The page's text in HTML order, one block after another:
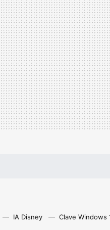
IA Disney Clave Windows